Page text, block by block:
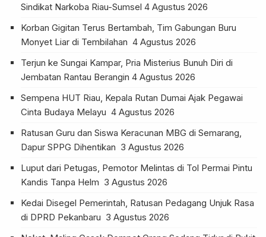
Sindikat Narkoba Riau-Sumsel 4 Agustus 2026
Korban Gigitan Terus Bertambah, Tim Gabungan Buru
Monyet Liar di Tembilahan 4 Agustus 2026
Terjun ke Sungai Kampar, Pria Misterius Bunuh Diri di
Jembatan Rantau Berangin 4 Agustus 2026
Sempena HUT Riau, Kepala Rutan Dumai Ajak Pegawai
Cinta Budaya Melayu 4 Agustus 2026
Ratusan Guru dan Siswa Keracunan MBG di Semarang,
Dapur SPPG Dihentikan 3 Agustus 2026
Luput dari Petugas, Pemotor Melintas di Tol Permai Pintu
Kandis Tanpa Helm 3 Agustus 2026
Kedai Disegel Pemerintah, Ratusan Pedagang Unjuk Rasa
di DPRD Pekanbaru 3 Agustus 2026